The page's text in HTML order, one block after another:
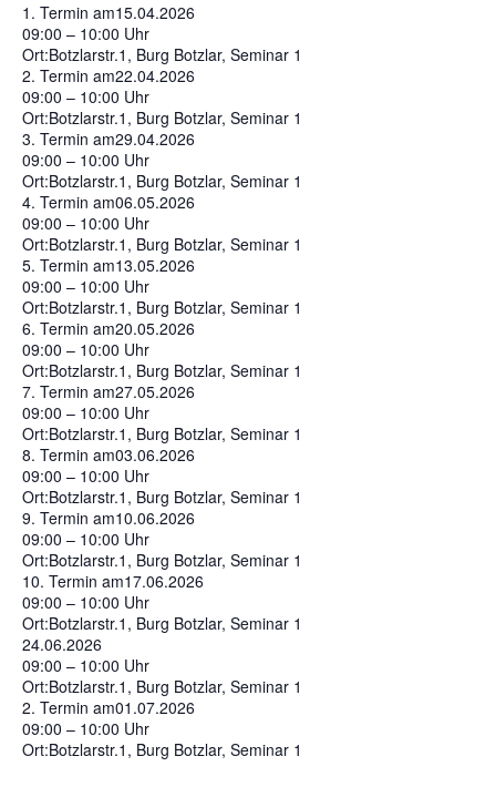
1. Termin am15.04.2026
09:00 – 10:00 Uhr
Ort:Botzlarstr.1, Burg Botzlar, Seminar 1
2. Termin am22.04.2026
09:00 – 10:00 Uhr
Ort:Botzlarstr.1, Burg Botzlar, Seminar 1
3. Termin am29.04.2026
09:00 – 10:00 Uhr
Ort:Botzlarstr.1, Burg Botzlar, Seminar 1
4. Termin am06.05.2026
09:00 – 10:00 Uhr
Ort:Botzlarstr.1, Burg Botzlar, Seminar 1
5. Termin am13.05.2026
09:00 – 10:00 Uhr
Ort:Botzlarstr.1, Burg Botzlar, Seminar 1
6. Termin am20.05.2026
09:00 – 10:00 Uhr
Ort:Botzlarstr.1, Burg Botzlar, Seminar 1
7. Termin am27.05.2026
09:00 – 10:00 Uhr
Ort:Botzlarstr.1, Burg Botzlar, Seminar 1
8. Termin am03.06.2026
09:00 – 10:00 Uhr
Ort:Botzlarstr.1, Burg Botzlar, Seminar 1
9. Termin am10.06.2026
09:00 – 10:00 Uhr
Ort:Botzlarstr.1, Burg Botzlar, Seminar 1
10. Termin am17.06.2026
09:00 – 10:00 Uhr
Ort:Botzlarstr.1, Burg Botzlar, Seminar 1
24.06.2026
09:00 – 10:00 Uhr
Ort:Botzlarstr.1, Burg Botzlar, Seminar 1
2. Termin am01.07.2026
09:00 – 10:00 Uhr
Ort:Botzlarstr.1, Burg Botzlar, Seminar 1